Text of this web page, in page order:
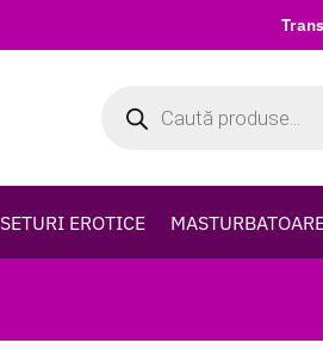
SETURI EROTICE